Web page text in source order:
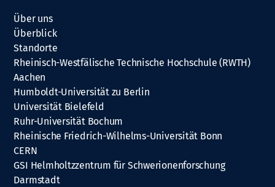
Über uns
Überblick
Standorte
Rheinisch-Westfälische Technische Hochschule (RWTH)
Aachen
Humboldt-Universität zu Berlin
Universität Bielefeld
Ruhr-Universität Bochum
Rheinische Friedrich-Wilhelms-Universität Bonn
CERN
GSI Helmholtzzentrum für Schwerionenforschung
Darmstadt